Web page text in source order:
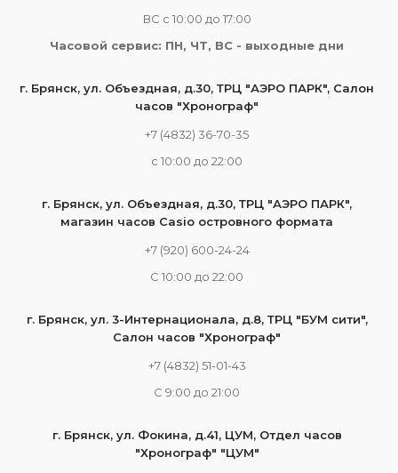
ВС с 10:00 до 17:00
Часовой сервис: ПН, ЧТ, ВС - выходные дни
г. Брянск, ул. Объездная, д.30, ТРЦ "АЭРО ПАРК", Салон
часов "Хронограф"
+7 (4832) 36-70-35
c 10:00 до 22:00
г. Брянск, ул. Объездная, д.30, ТРЦ "АЭРО ПАРК",
магазин часов Casio островного формата
+7 (920) 600-24-24
С 10:00 до 22:00
г. Брянск, ул. 3-Интернационала, д.8, ТРЦ "БУМ сити",
Салон часов "Хронограф"
+7 (4832) 51-01-43
С 9:00 до 21:00
г. Брянск, ул. Фокина, д.41, ЦУМ, Отдел часов
"Хронограф" "ЦУМ"